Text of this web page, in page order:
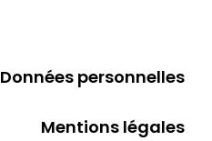
Données personnelles
Mentions légales